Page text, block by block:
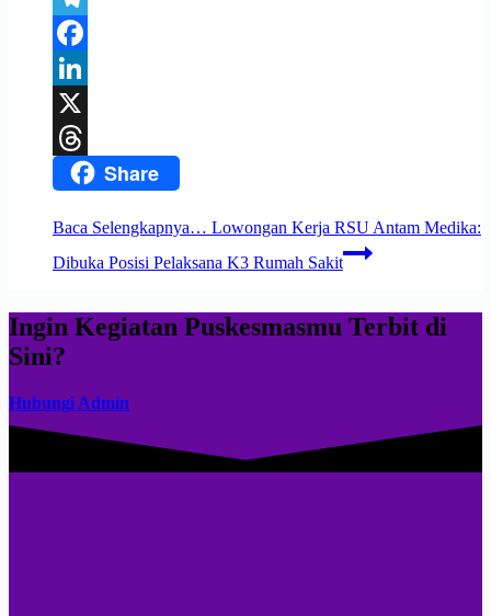
Telegram
Facebook
LinkedIn
X
ThreadsShare
Baca Selengkapnya… Lowongan Kerja RSU Antam Medika:
Dibuka Posisi Pelaksana K3 Rumah Sakit
Ingin Kegiatan Puskesmasmu Terbit di
Sini?
Hubungi Admin